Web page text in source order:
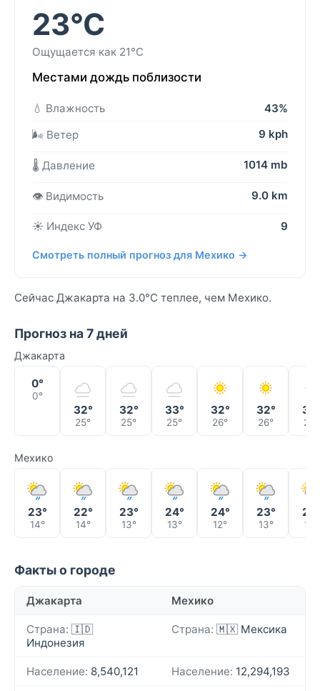
23°C
Ощущается как 21°C
Местами дождь поблизости
💧 Влажность
43%
🌬️ Ветер
9 kph
🌡️ Давление 1014 mb
👁️ Видимость 9.0 km
☀️ Индекс УФ 9
Смотреть полный прогноз для Мехико →
Сейчас Джакарта на 3.0°C теплее, чем Мехико.
Прогноз на 7 дней
Джакарта
0°
0°
32°
25°
32°
25°
33°
25°
32°
26°
32°
26° 26°
Мехико
23°
14°
22°
14°
23°
13°
24°
13°
24°
12°
23°
13° 13°
Факты о городе
Джакарта Мехико
Страна: 🇮🇩
Индонезия
Страна: 🇲🇽 Мексика
Население: 8,540,121 Население: 12,294,193